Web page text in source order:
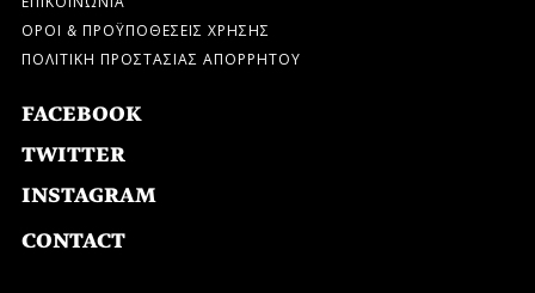
ΟΡΟΙ & ΠΡΟΫΠΟΘΕΣΕΙΣ ΧΡΗΣΗΣ
ΠΟΛΙΤΙΚΗ ΠΡΟΣΤΑΣΙΑΣ ΑΠΟΡΡΗΤΟΥ
FACEBOOK
TWITTER
INSTAGRAM
CONTACT